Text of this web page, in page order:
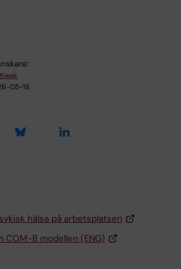
05-18
hälsa på arbetsplatsen
COM-B modellen (ENG)